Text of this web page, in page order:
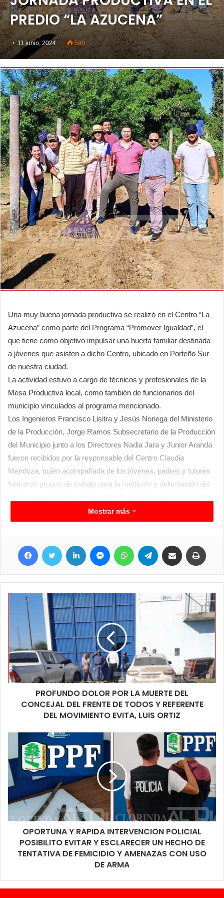
PREDIO “LA AZUCENA”
11 junio, 2024 590
Una muy buena jornada productiva se realizó en el Centro “La
Azucena” como parte del Programa “Promover Igualdad”, el
que tiene como objetivo impulsar una huerta familiar destinada
a jóvenes que asisten a dicho Centro, ubicado en Porteño Sur
de nuestra ciudad.
La actividad estuvo a cargo de técnicos y profesionales de la
Mesa Productiva local, como también de funcionarios del
municipio vinculados al programa mencionado.
Los Ingenieros Francisco Lisitra y Jesús Noriega del Ministerio
de la Producción, Jorge Ramos Subsecretario de la Producción
del Municipio junto a los Directores Nadia Jara y Junior Aranda
fueron recibidos por la responsable del Centro Claudia
Mendoza, quien acompañada de los jóvenes, padres y tutores
formaron grupos de trabajo para la medición y delimitación del
de camellones que brindaran mejores condiciones a los
plantines para su buen desarrollo radicular.
En este sentido, los profesionales y funcionarios resaltaron el
entusiasmo y compromiso que han demostrado los jóvenes
para la actividad programada, ya que el objetivo es lograr no tan
solo introducirlos en el ámbito laboral, sino que establecer una
La actividad finalizo con el compromiso de seguir avanzando
atentos a los periodos productivos que establecen y solicitan
este novedoso programa productivo de alta inserción social.
Mostrar más
Facebook Twitter LinkedIn MessengerWhatsApp Telegram Compartir por correo electrónico
PROFUNDO DOLOR POR LA MUERTE DEL
CONCEJAL DEL FRENTE DE TODOS Y REFERENTE
DEL MOVIMIENTO EVITA, LUIS ORTIZ
OPORTUNA Y RAPIDA INTERVENCION POLICIAL
POSIBILITO EVITAR Y ESCLARECER UN HECHO DE
TENTATIVA DE FEMICIDIO Y AMENAZAS CON USO
DE ARMA